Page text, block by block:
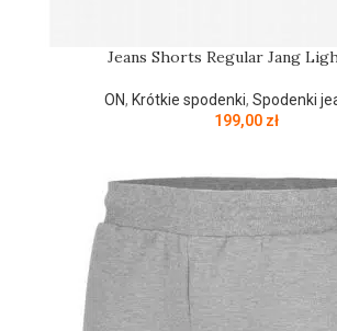
Jeans Shorts Regular Jang
ON, Krótkie spodenki, Spodenki
199,00 zł